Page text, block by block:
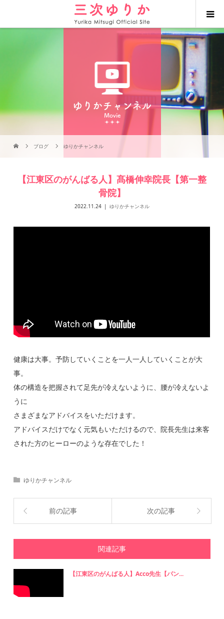
ゆりかチャンネル
Movie
ブログ ゆりかチャンネル
【江東区のがんばる人】髙橋伸幸院長【第一整
骨院】
2022.11.24 ゆりかチャンネル
健康は大事。予防していくことを一人一人していくことが大
事。
体の構造を把握されて足先が冷えないように、腰が冷えないよ
うに
さまざまなアドバイスをいただけます。
アドバイスだけでなく元気もいただけるので、院長先生は来客
された方のヒーローのような存在でした！
ゆりかチャンネル
前の記事 次の記事
関連記事
【江東区のがんばる人】Acco先生【パン...